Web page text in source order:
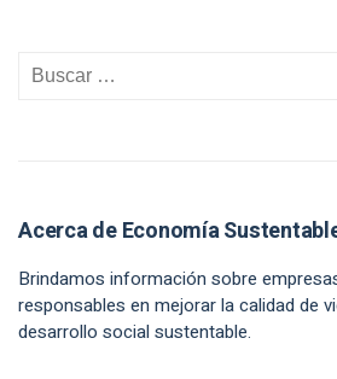
Acerca de Economía
Brindamos información sobre
responsables en mejorar la calidad de
desarrollo social sustentable.